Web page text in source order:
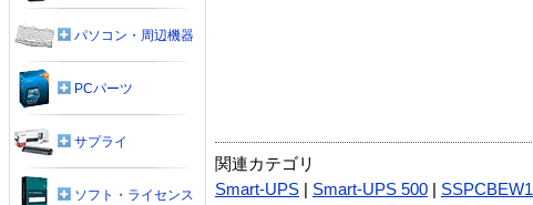
関連カテゴリ
Smart-UPS
Smart-UPS 500 SSPCBEW1
パソコン・周辺機器
PCパーツ
サプライ
ソフト・ライセンス